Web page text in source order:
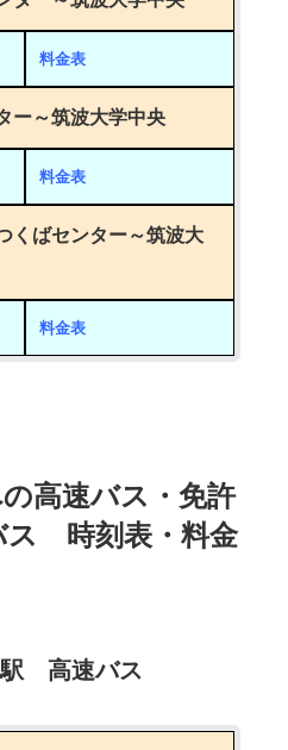
料金表
ー～筑波大学中央
料金表
くばセンター～筑波大
料金表
高速バス・免許
ス 時刻表・料金
駅 高速バス